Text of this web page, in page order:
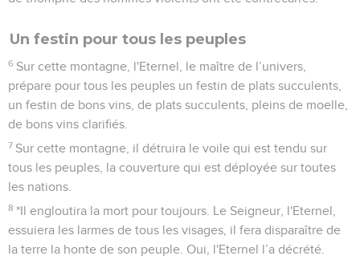
Un festin pour tous les peuples
6 Sur cette montagne, l'Eternel, le maître de l’univers,
prépare pour tous les peuples un festin de plats succulents,
un festin de bons vins, de plats succulents, pleins de moelle,
de bons vins clarifiés.
7 Sur cette montagne, il détruira le voile qui est tendu sur
tous les peuples, la couverture qui est déployée sur toutes
les nations.
8 *Il engloutira la mort pour toujours. Le Seigneur, l'Eternel,
essuiera les larmes de tous les visages, il fera disparaître de
la terre la honte de son peuple. Oui, l'Eternel l’a décrété.